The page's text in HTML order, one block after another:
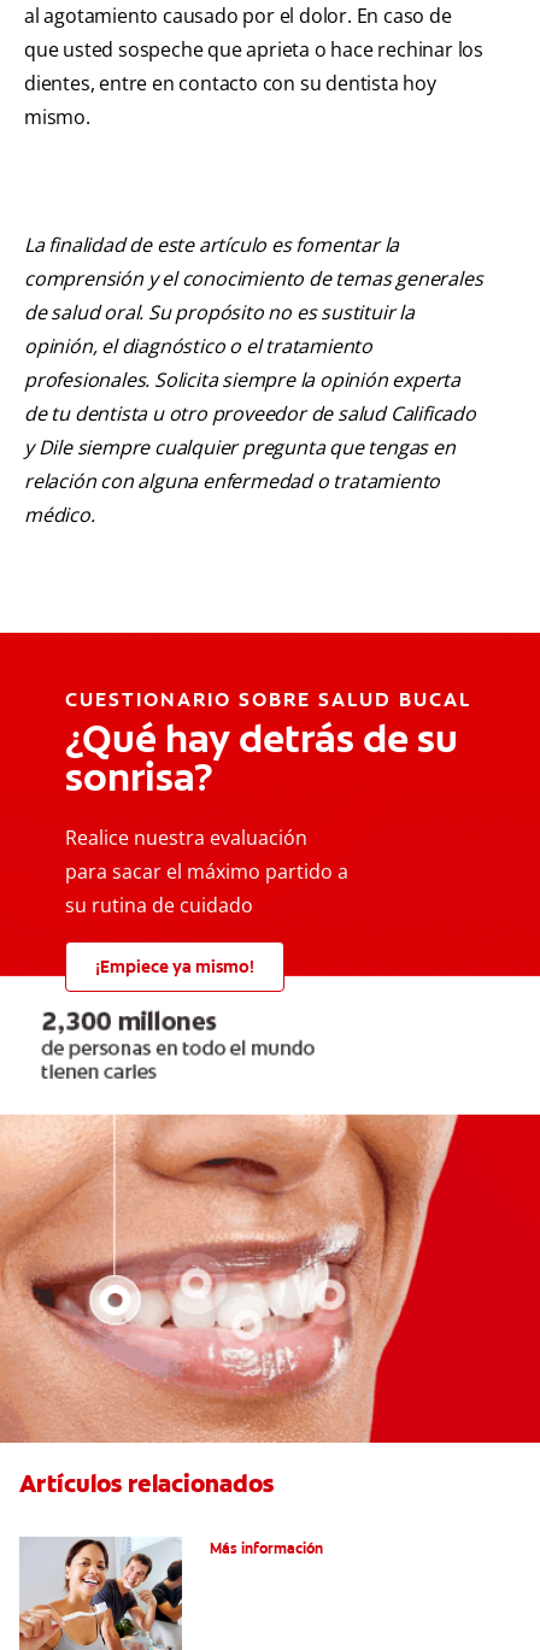
al agotamiento causado por el dolor. En caso de
que usted sospeche que aprieta o hace rechinar los
dientes, entre en contacto con su dentista hoy
mismo.
La finalidad de este artículo es fomentar la
comprensión y el conocimiento de temas generales
de salud oral. Su propósito no es sustituir la
opinión, el diagnóstico o el tratamiento
profesionales. Solicita siempre la opinión experta
de tu dentista u otro proveedor de salud Calificado
y Dile siempre cualquier pregunta que tengas en
relación con alguna enfermedad o tratamiento
médico.
CUESTIONARIO SOBRE SALUD BUCAL
¿Qué hay detrás de su
sonrisa?
Realice nuestra evaluación
para sacar el máximo partido a
su rutina de cuidado
¡Empiece ya mismo!
Artículos relacionados
Más información